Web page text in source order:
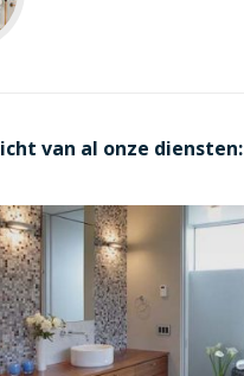
van al onze diensten: